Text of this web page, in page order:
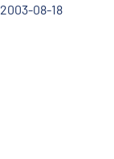
2003-08-18